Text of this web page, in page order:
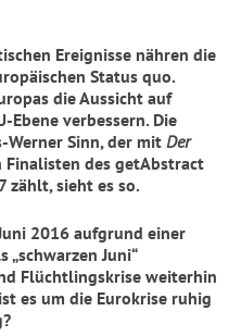
Ereignisse nähren die
Status quo.
die Aussicht auf
Ebene verbessern. Die
Werner Sinn, der mit Der
Finalisten des getAbstract
zählt, sieht es so.
2016 aufgrund einer
Juni“
Flüchtlingskrise weiterhin
es um die Eurokrise ruhig